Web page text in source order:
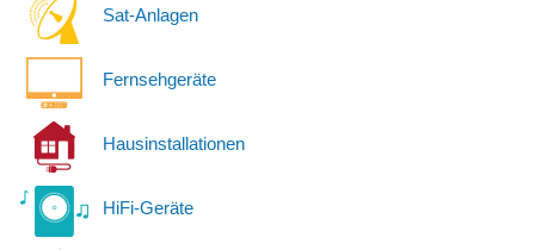
Sat-Anlagen
Fernsehgeräte
Hausinstallationen
HiFi-Geräte